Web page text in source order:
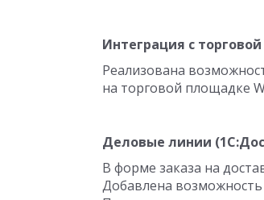
Интеграция с
Реализована
на торговой площадке
Деловые линии
В форме заказа на
Добавлена